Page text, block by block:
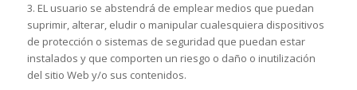
3. EL usuario se abstendrá de emplear medios que puedan
suprimir, alterar, eludir o manipular cualesquiera dispositivos
de protección o sistemas de seguridad que puedan estar
instalados y que comporten un riesgo o daño o inutilización
del sitio Web y/o sus contenidos.